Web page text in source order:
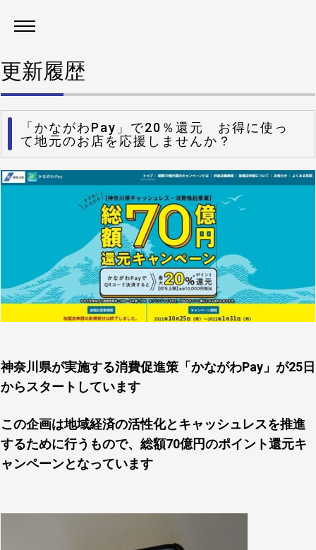
更新履歴
「かながわPay」で20％還元 お得に使っ
て地元のお店を応援しませんか？
神奈川県が実施する消費促進策「かながわPay」が25日
からスタートしています
この企画は地域経済の活性化とキャッシュレスを推進
するために行うもので、総額70億円のポイント還元キ
ャンペーンとなっています